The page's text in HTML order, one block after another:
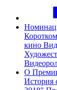
кино
О
История